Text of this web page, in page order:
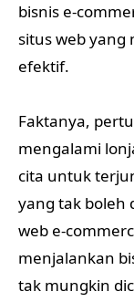
bisnis e-
situs web yang
efektif.
Faktanya,
mengalami
cita untuk
yang tak boleh
web e-
menjalankan
tak mungkin